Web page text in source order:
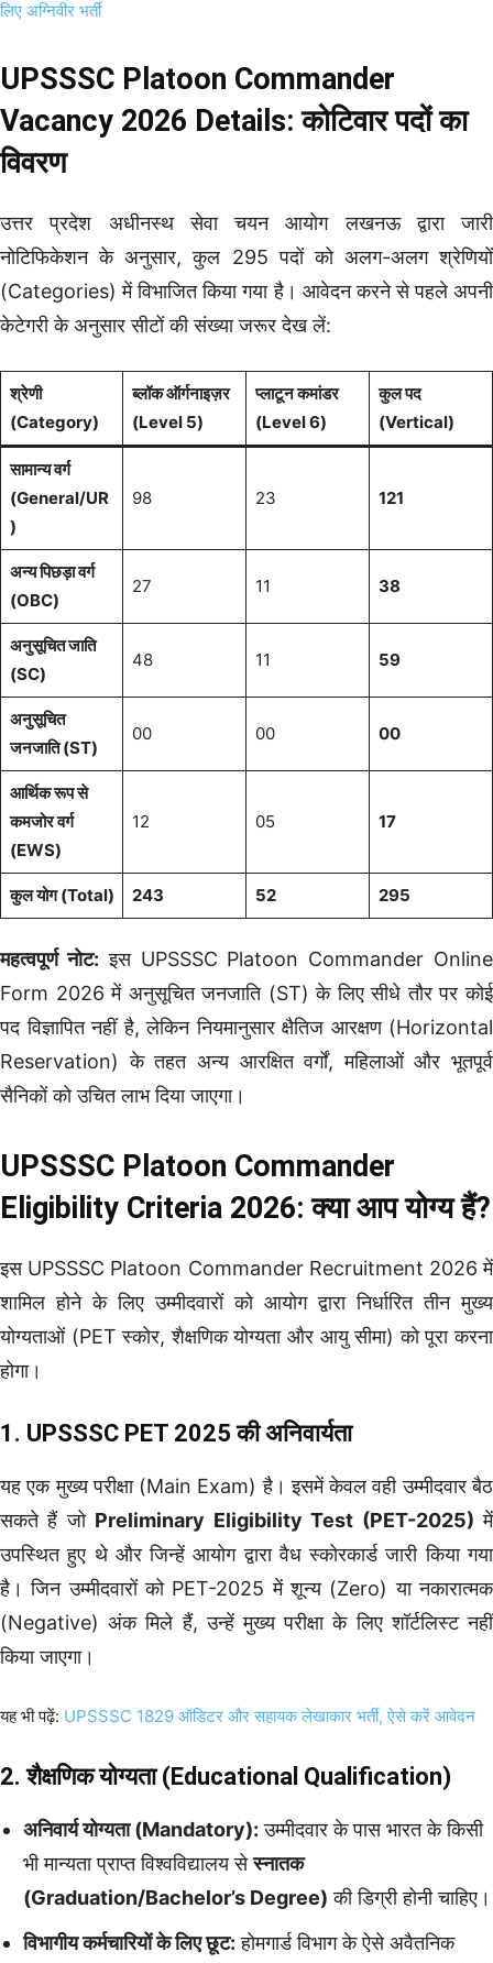
लिए अग्निवीर भर्ती
UPSSSC Platoon Commander
Vacancy 2026 Details: कोटिवार पदों का
विवरण
उत्तर प्रदेश अधीनस्थ सेवा चयन आयोग लखनऊ द्वारा जारी
नोटिफिकेशन के अनुसार, कुल 295 पदों को अलग-अलग श्रेणियों
(Categories) में विभाजित किया गया है। आवेदन करने से पहले अपनी
केटेगरी के अनुसार सीटों की संख्या जरूर देख लें:
श्रेणी
(Category)
ब्लॉक ऑर्गनाइज़र
(Level 5)
प्लाटून कमांडर
(Level 6)
कुल पद
(Vertical)
सामान्य वर्ग
(General/UR
)
98 23 121
अन्य पिछड़ा वर्ग
(OBC)
27 11 38
अनुसूचित जाति
(SC)
48 11 59
अनुसूचित
जनजाति (ST)
00 00 00
आर्थिक रूप से
कमजोर वर्ग
(EWS)
12 05 17
कुल योग (Total) 243 52 295
महत्वपूर्ण नोट: इस UPSSSC Platoon Commander Online
Form 2026 में अनुसूचित जनजाति (ST) के लिए सीधे तौर पर कोई
पद विज्ञापित नहीं है, लेकिन नियमानुसार क्षैतिज आरक्षण (Horizontal
Reservation) के तहत अन्य आरक्षित वर्गों, महिलाओं और भूतपूर्व
सैनिकों को उचित लाभ दिया जाएगा।
UPSSSC Platoon Commander
Eligibility Criteria 2026: क्या आप योग्य हैं?
इस UPSSSC Platoon Commander Recruitment 2026 में
शामिल होने के लिए उम्मीदवारों को आयोग द्वारा निर्धारित तीन मुख्य
योग्यताओं (PET स्कोर, शैक्षणिक योग्यता और आयु सीमा) को पूरा करना
होगा।
1. UPSSSC PET 2025 की अनिवार्यता
यह एक मुख्य परीक्षा (Main Exam) है। इसमें केवल वही उम्मीदवार बैठ
सकते हैं जो Preliminary Eligibility Test (PET-2025) में
उपस्थित हुए थे और जिन्हें आयोग द्वारा वैध स्कोरकार्ड जारी किया गया
है। जिन उम्मीदवारों को PET-2025 में शून्य (Zero) या नकारात्मक
(Negative) अंक मिले हैं, उन्हें मुख्य परीक्षा के लिए शॉर्टलिस्ट नहीं
किया जाएगा।
यह भी पढ़ें: UPSSSC 1829 ऑडिटर और सहायक लेखाकार भर्ती, ऐसे करें आवेदन
2. शैक्षणिक योग्यता (Educational Qualification)
अनिवार्य योग्यता (Mandatory): उम्मीदवार के पास भारत के किसी
भी मान्यता प्राप्त विश्वविद्यालय सेस्नातक
(Graduation/Bachelor’s Degree) की डिग्री होनी चाहिए।
विभागीय कर्मचारियों के लिए छूट: होमगार्ड विभाग के ऐसे अवैतनिक